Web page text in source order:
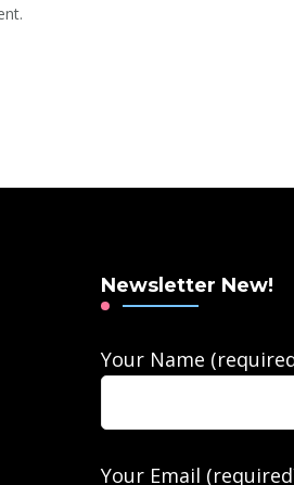
Newsletter New!
Your Name
Your Email